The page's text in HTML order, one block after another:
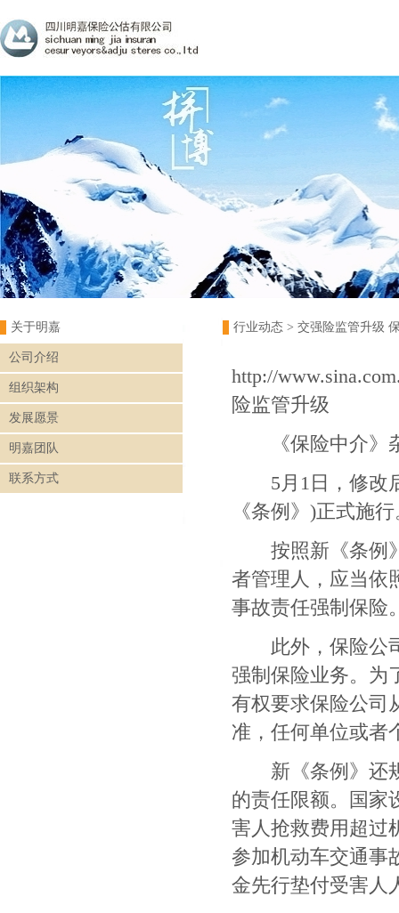
关于明嘉
公司介绍
组织架构
发展愿景
明嘉团队
联系方式
行业动态 > 交强险监管升级
http://
险监管升级
《保险中介》
5 月 1 日
，修
《条例》 )正式施行
按照新《条例》
者管理人，应当依
事故责任强制保险
此外，保险公司
强制保险业务。为
有权要求保险公司
准，任何单位或者
新《条例》还规
的责任限额。国家
害人抢救费用超过
参加机动车交通事
金先行垫付受害人